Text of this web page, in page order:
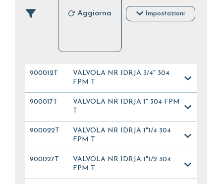
Aggiorna Impostazioni
900012T
VALVOLA NR IDRJA 3/4" 304
FPM T
900017T
VALVOLA NR IDRJA 1" 304 FPM
T
900022T
VALVOLA NR IDRJA 1"1/4 304
FPM T
900027T
VALVOLA NR IDRJA 1"1/2 304
FPM T